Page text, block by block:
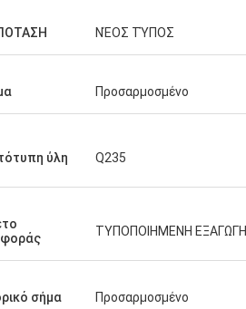
ΝΈΟΣ ΤΎΠΟΣ
Προσαρμοσμένο
ύλη Q235
ΤΥΠΟΠΟΙΗΜΕΝΗ ΕΞΑΓΩΓΗ
σήμα Προσαρμοσμένο